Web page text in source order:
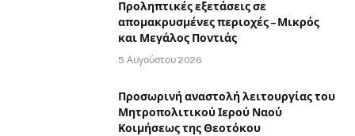
Προληπτικές εξετάσεις σε
απομακρυσμένες περιοχές – Μικρός
και Μεγάλος Ποντιάς
5 Αυγούστου 2026
Προσωρινή αναστολή λειτουργίας του
Μητροπολιτικού Ιερού Ναού
Κοιμήσεως της Θεοτόκου